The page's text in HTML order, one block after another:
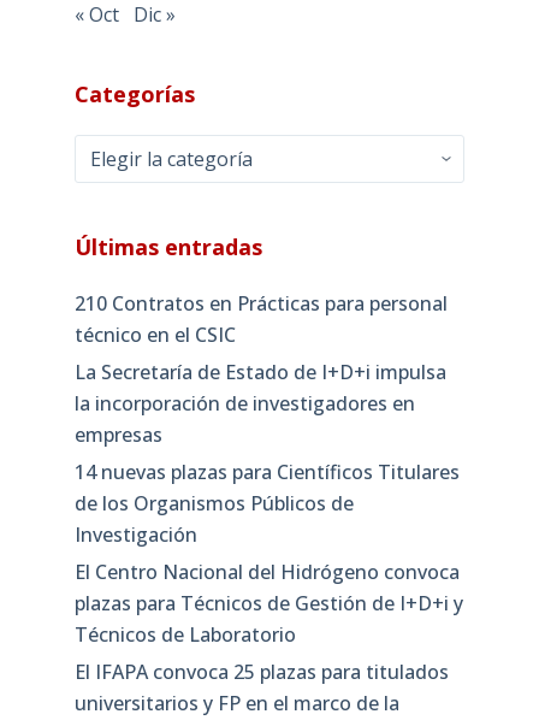
« Oct Dic »
Categorías
Categorías
Últimas entradas
210 Contratos en Prácticas para personal
técnico en el CSIC
La Secretaría de Estado de I+D+i impulsa
la incorporación de investigadores en
empresas
14 nuevas plazas para Científicos Titulares
de los Organismos Públicos de
Investigación
El Centro Nacional del Hidrógeno convoca
plazas para Técnicos de Gestión de I+D+i y
Técnicos de Laboratorio
El IFAPA convoca 25 plazas para titulados
universitarios y FP en el marco de la